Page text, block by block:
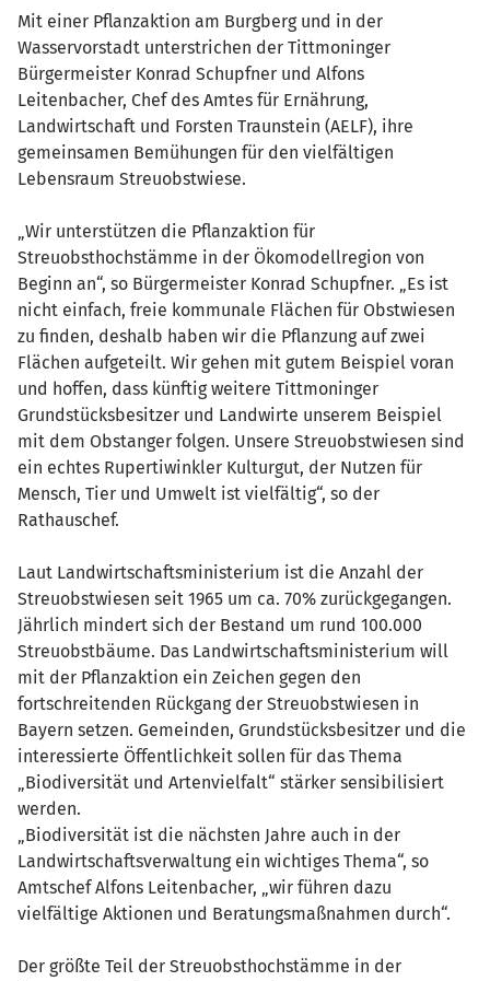
Mit einer Pflanzaktion am Burgberg und in der
Wasservorstadt unterstrichen der Tittmoninger
Bürgermeister Konrad Schupfner und Alfons
Leitenbacher, Chef des Amtes für Ernährung,
Landwirtschaft und Forsten Traunstein (AELF), ihre
gemeinsamen Bemühungen für den vielfältigen
Lebensraum Streuobstwiese.
„Wir unterstützen die Pflanzaktion für
Streuobsthochstämme in der Ökomodellregion von
Beginn an“, so Bürgermeister Konrad Schupfner. „Es ist
nicht einfach, freie kommunale Flächen für Obstwiesen
zu finden, deshalb haben wir die Pflanzung auf zwei
Flächen aufgeteilt. Wir gehen mit gutem Beispiel voran
und hoffen, dass künftig weitere Tittmoninger
Grundstücksbesitzer und Landwirte unserem Beispiel
mit dem Obstanger folgen. Unsere Streuobstwiesen sind
ein echtes Rupertiwinkler Kulturgut, der Nutzen für
Mensch, Tier und Umwelt ist vielfältig“, so der
Rathauschef.
Laut Landwirtschaftsministerium ist die Anzahl der
Streuobstwiesen seit 1965 um ca. 70% zurückgegangen.
Jährlich mindert sich der Bestand um rund 100.000
Streuobstbäume. Das Landwirtschaftsministerium will
mit der Pflanzaktion ein Zeichen gegen den
fortschreitenden Rückgang der Streuobstwiesen in
Bayern setzen. Gemeinden, Grundstücksbesitzer und die
interessierte Öffentlichkeit sollen für das Thema
„Biodiversität und Artenvielfalt“ stärker sensibilisiert
werden.
„Biodiversität ist die nächsten Jahre auch in der
Landwirtschaftsverwaltung ein wichtiges Thema“, so
Amtschef Alfons Leitenbacher, „wir führen dazu
vielfältige Aktionen und Beratungsmaßnahmen durch“.
Der größte Teil der Streuobsthochstämme in der